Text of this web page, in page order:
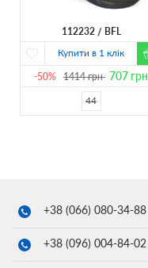
112232
BFL
Купити в 1 клік
-50% 1414грн 707 грн
44
+38 (066) 080-34-88
+38 (096) 004-84-02